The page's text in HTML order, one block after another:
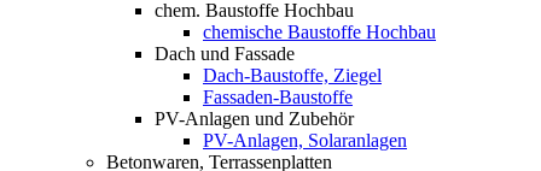
chem. Baustoffe Hochbau
chemische Baustoffe Hochbau
Dach und Fassade
Dach-Baustoffe, Ziegel
Fassaden-Baustoffe
PV-Anlagen und Zubehör
PV-Anlagen, Solaranlagen
Betonwaren, Terrassenplatten